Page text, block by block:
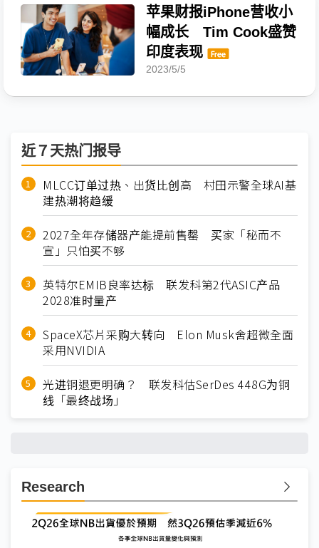
苹果财报iPhone营收小
幅成长 Tim Cook盛赞
印度表现
2023/5/5
近７天热门报导
MLCC订单过热、出货比创高 村田示警全球AI基
建热潮将趋缓
2027全年存储器产能提前售罄 买家「秘而不
宣」只怕买不够
英特尔EMIB良率达标 联发科第2代ASIC产品
2028准时量产
SpaceX芯片采购大转向 Elon Musk舍超微全面
采用NVIDIA
光进铜退更明确？ 联发科估SerDes 448G为铜
线「最终战场」
Research